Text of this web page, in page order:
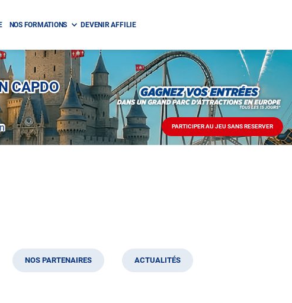
NOS FORMATIONS DEVENIR AFFILIE
PARTICIPER AU JEU SANS RESERVER
PARTICIPER
AU
JEU
CAPDO
NOS PARTENAIRES ACTUALITÉS